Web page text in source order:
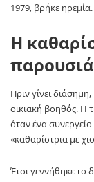
1979, βρήκε
Η
Πριν γίνει
οικιακή βοηθός. Η
όταν ένα
«καθαρίστρια με
Έτσι γεννήθηκε το